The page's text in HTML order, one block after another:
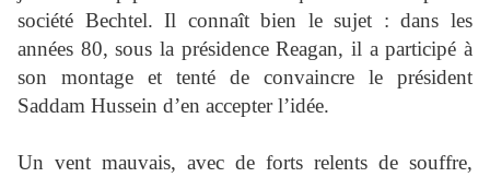
société Bechtel. Il connaît bien le sujet : dans les
années 80, sous la présidence Reagan, il a participé à
son montage et tenté de convaincre le président
Saddam Hussein d’en accepter l’idée.
Un vent mauvais, avec de forts relents de souffre,